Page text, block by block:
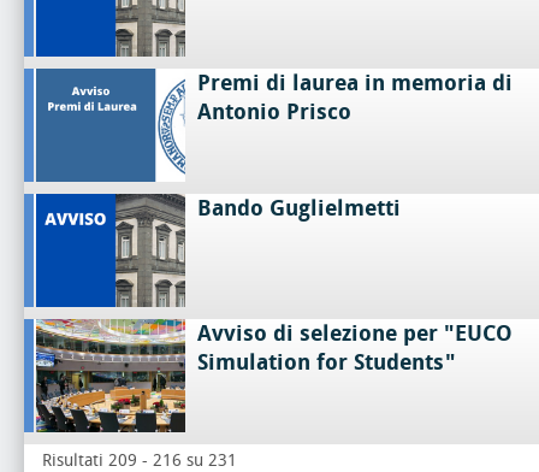
Premi di laurea in memoria di
Antonio Prisco
Bando Guglielmetti
Avviso di selezione per "EUCO
Simulation for Students"
Risultati 209 - 216 su 231